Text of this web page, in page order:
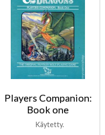
Players Companion:
Book one
Käytetty.